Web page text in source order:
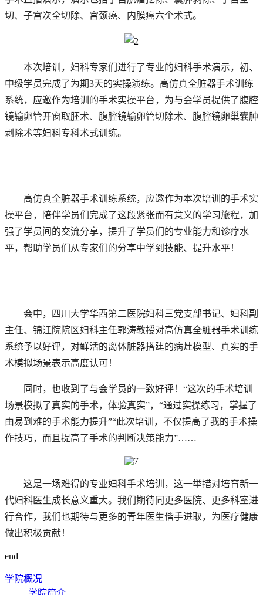
切、子宫次全切除、宫颈癌、内膜癌六个术式。
本次培训，妇科专家们进行了专业的妇科手术演示，初、
中级学员完成了为期3天的实操演练。高仿真全脏器手术训练
系统，应邀作为培训的手术实操平台，为与会学员提供了腹腔
镜输卵管开窗取胚术、腹腔镜输卵管切除术、腹腔镜卵巢囊肿
剥除术等妇科专科术式训练。
高仿真全脏器手术训练系统，应邀作为本次培训的手术实
操平台，陪伴学员们完成了这段紧张而有意义的学习旅程，加
强了学员间的交流分享，提升了学员们的专业能力和诊疗水
平，帮助学员们从专家们的分享中学到技能、提升水平！
会中，四川大学华西第二医院妇科三党支部书记、妇科副
主任、锦江院院区妇科主任郭涛教授对高仿真全脏器手术训练
系统予以好评，对鲜活的离体脏器搭建的病灶模型、真实的手
术模拟场景表示高度认可！
同时，也收到了与会学员的一致好评！“这次的手术培训
场景模拟了真实的手术，体验真实”，“通过实操练习，掌握了
由易到难的手术能力提升”“此次培训，不仅提高了我的手术操
作技巧，而且提高了手术的判断决策能力”……
这是一场难得的专业妇科手术培训，这一举措对培育新一
代妇科医生成长意义重大。我们期待同更多医院、更多科室进
行合作，我们也期待与更多的青年医生偕手进取，为医疗健康
做出积极贡献！
end
学院概况